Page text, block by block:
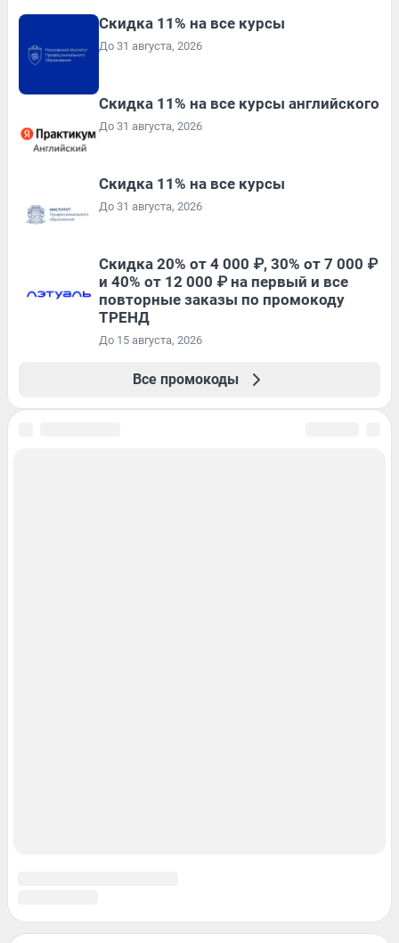
Скидка 11% на все курсы
До 31 августа, 2026
Скидка 11% на все курсы английского
До 31 августа, 2026
Скидка 11% на все курсы
До 31 августа, 2026
Скидка 20% от 4 000 ₽, 30% от 7 000 ₽
и 40% от 12 000 ₽ на первый и все
повторные заказы по промокоду
ТРЕНД
До 15 августа, 2026
Все промокоды